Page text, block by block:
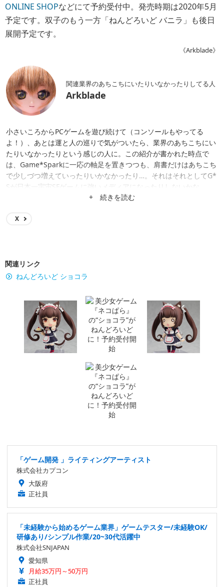
ONLINE SHOPなどにて予約受付中。発売時期は2020年5月
予定です。双子のもう一方「ねんどろいど バニラ」も後日
展開予定です。
《Arkblade》
関連業界のあちこちにいたりいなかったりしてる人
Arkblade
小さいころからPCゲームを遊び続けて（コンソールもやってる
よ！）、あとは運と人の巡りで気がついたら、業界のあちこちにい
たりいなかったりという感じの人に。この紹介が書かれた時点で
は、Game*Sparkに一応の軸足を置きつつも、肩書だけはあちこち
で少しづつ増えていったりいかなかったり…。それはそれとしてG*
Sが日本一宇宙SFゲームに強いメディアになったりしないかな。
+ 続きを読む
X
関連リンク
ねんどろいど ショコラ
「ゲーム開発 」ライティングアーティスト
株式会社カプコン
大阪府
正社員
「未経験から始めるゲーム業界」ゲームテスター/未経験OK/
研修あり/シンプル作業/20~30代活躍中
株式会社SNJAPAN
愛知県
月給35万円～50万円
正社員